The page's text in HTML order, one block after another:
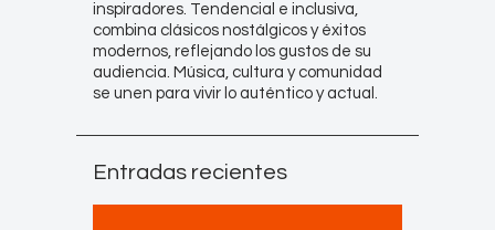
inspiradores. Tendencial e inclusiva,
combina clásicos nostálgicos y éxitos
modernos, reflejando los gustos de su
audiencia. Música, cultura y comunidad
se unen para vivir lo auténtico y actual.
Entradas recientes